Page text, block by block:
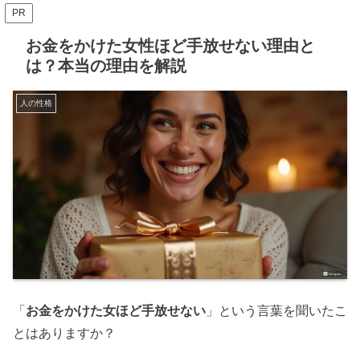
PR
お金をかけた女性ほど手放せない理由と
は？本当の理由を解説
人の性格
「 お金をかけた女ほど手放せない 」という言葉を聞いたこ
とはありますか？